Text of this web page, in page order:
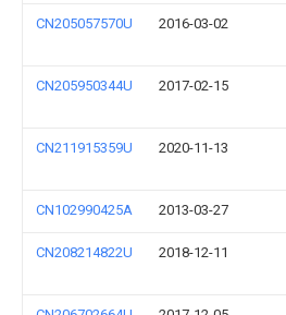
CN205057570U 2016-03-02
CN205950344U 2017-02-15
CN211915359U 2020-11-13
CN102990425A 2013-03-27
CN208214822U 2018-12-11